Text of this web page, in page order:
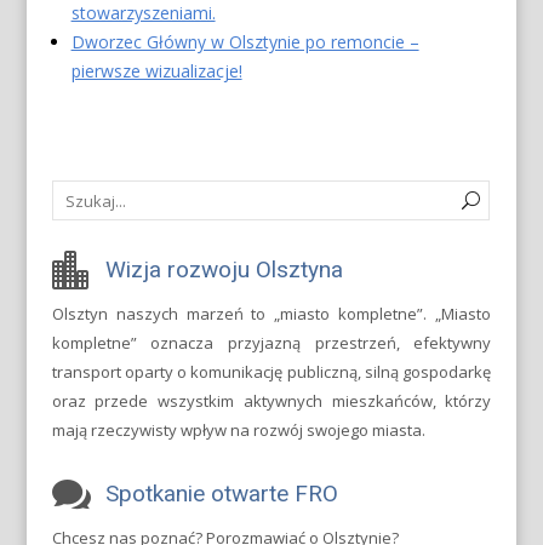
stowarzyszeniami.
Dworzec Główny w Olsztynie po remoncie –
pierwsze wizualizacje!
Wizja rozwoju Olsztyna
Olsztyn naszych marzeń to „miasto kompletne”. „Miasto
kompletne” oznacza przyjazną przestrzeń, efektywny
transport oparty o komunikację publiczną, silną gospodarkę
oraz przede wszystkim aktywnych mieszkańców, którzy
mają rzeczywisty wpływ na rozwój swojego miasta.
Spotkanie otwarte FRO
Chcesz nas poznać? Porozmawiać o Olsztynie?